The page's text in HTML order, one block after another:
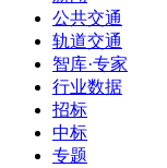
公共交通
轨道交通
智库·专家
行业数据
招标
中标
专题